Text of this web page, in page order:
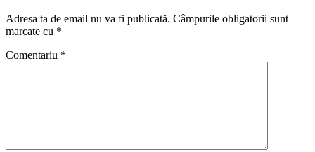
Adresa ta de email nu va fi publicată. Câmpurile obligatorii sunt
marcate cu *
Comentariu *